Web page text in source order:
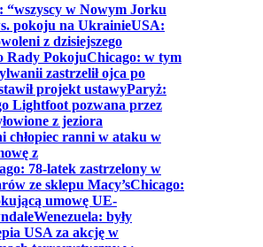
“wszyscy w Nowym Jorku
pokoju na UkrainieUSA:
z dzisiejszego
Rady PokojuChicago: w tym
zastrzelił ojca po
projekt ustawyParyż:
Lightfoot pozwana przez
z jeziora
chłopiec ranni w ataku w
z
78-latek zastrzelony w
ze sklepu Macy’sChicago:
umowę UE-
Wenezuela: były
USA za akcję w